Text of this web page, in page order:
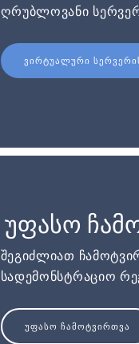
ღრუბლოვანი
ᲕᲘᲠᲢᲣᲐᲚᲣᲠᲘ
უფასო
შეგიძლიათ
სადემონსტრაციო
ᲣᲤᲐᲡᲝ ᲩᲐᲛᲝᲢᲕᲘᲠᲗᲕᲐ